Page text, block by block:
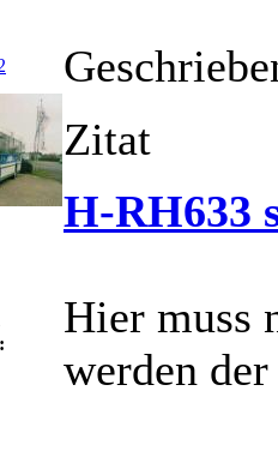
Zitat
H-RH633
Hier muss
werden